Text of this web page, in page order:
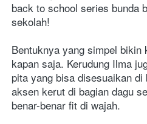
back to school series bunda
sekolah!
Bentuknya yang simpel bikin
kapan saja. Kerudung Ilma
pita yang bisa disesuaikan di
aksen kerut di bagian dagu
benar-benar fit di wajah.